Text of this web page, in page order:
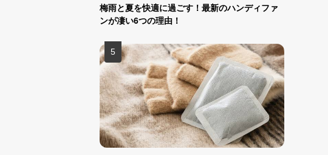
梅雨と夏を快適に過ごす！最新のハンディファ
ンが凄い6つの理由！